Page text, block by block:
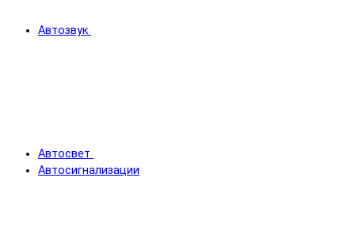
Автозвук
Автосвет
Автосигнализации